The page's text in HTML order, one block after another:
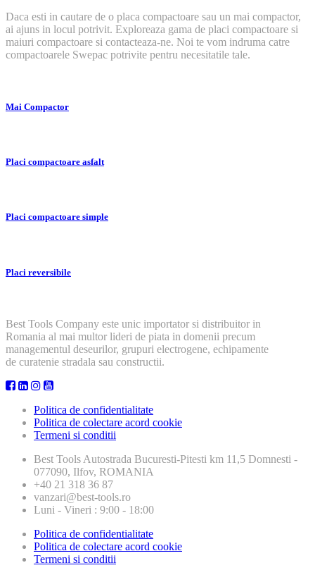
Daca esti in cautare de o placa compactoare sau un mai compactor,
ai ajuns in locul potrivit. Exploreaza gama de placi compactoare si
maiuri compactoare si contacteaza-ne. Noi te vom indruma catre
compactoarele Swepac potrivite pentru necesitatile tale.
Mai Compactor
Placi compactoare asfalt
Placi compactoare simple
Placi reversibile
Best Tools Company este unic importator si distribuitor in
Romania al mai multor lideri de piata in domenii precum
managementul deseurilor, grupuri electrogene, echipamente
de curatenie stradala sau constructii.
Politica de confidentialitate
Politica de colectare acord cookie
Termeni si conditii
Best Tools Autostrada Bucuresti-Pitesti km 11,5 Domnesti -
077090, Ilfov, ROMANIA
+40 21 318 36 87
vanzari@best-tools.ro
Luni - Vineri : 9:00 - 18:00
Politica de confidentialitate
Politica de colectare acord cookie
Termeni si conditii